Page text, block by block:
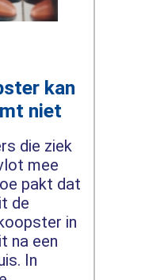
kan
niet
die ziek
mee
pakt dat
de
in
na een
In